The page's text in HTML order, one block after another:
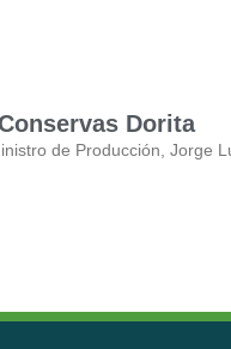
Dorita
de Producción, Jorge